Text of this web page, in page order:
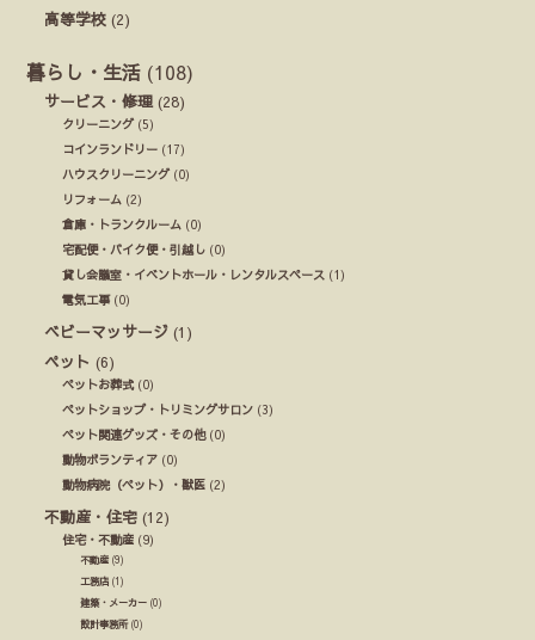
高等学校 (2)
暮らし・生活 (108)
サービス・修理 (28)
クリーニング(5)
コインランドリー (17)
ハウスクリーニング(0)
リフォーム (2)
倉庫・トランクルーム (0)
宅配便・バイク便・引越し (0)
貸し会議室・イベントホール・レンタルスペース (1)
電気工事(0)
ベビーマッサージ (1)
ペット (6)
ペットお葬式(0)
ペットショップ・トリミングサロン (3)
ペット関連グッズ・その他(0)
動物ボランティア (0)
動物病院（ペット）・獣医 (2)
不動産・住宅 (12)
住宅・不動産 (9)
不動産 (9)
工務店 (1)
建築・メーカー (0)
設計事務所(0)